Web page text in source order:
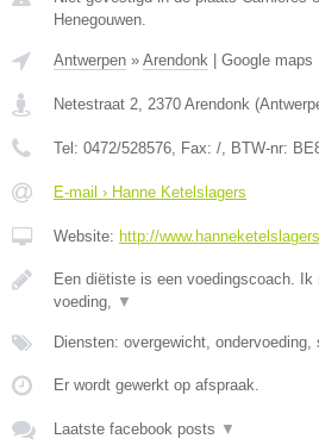
Henegouwen.
Antwerpen » Arendonk | Google maps
Netestraat 2 2370 Arendonk (
Tel: 0472/528576 , Fax: / , BTW-nr:
E-mail › Hanne Ketelslagers
Website: http://
Een diëtiste is een voedingscoach.
voeding,
▼
Diensten: overgewicht, ondervoeding,
Er wordt gewerkt op afspraak.
Laatste facebook posts ▼